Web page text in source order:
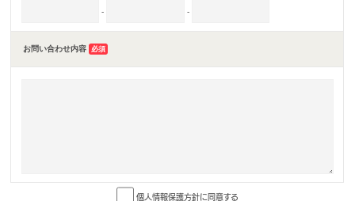
- -
お問い合わせ内容 必須
個人情報保護方針に同意する